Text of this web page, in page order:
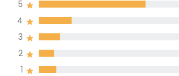
obtenue sur
1
2
3
4
5